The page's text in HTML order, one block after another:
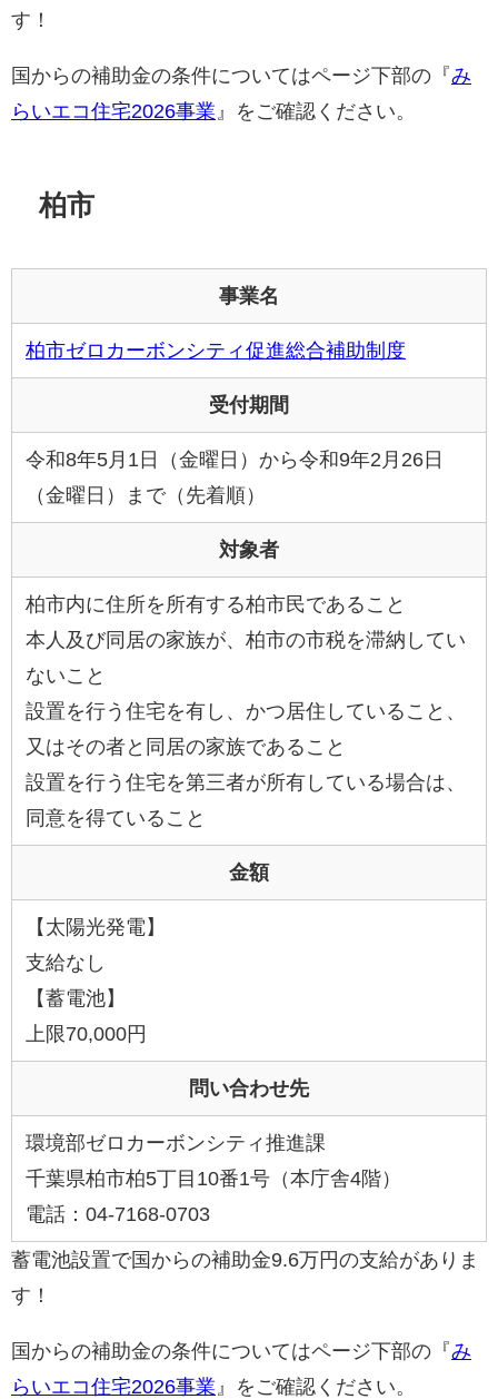
す！
国からの補助金の条件についてはページ下部の『み
らいエコ住宅2026事業 』をご確認ください。
柏市
事業名
柏市ゼロカーボンシティ促進総合補助制度
受付期間
令和8年5月1日（金曜日）から令和9年2月26日
（金曜日）まで（先着順）
対象者
柏市内に住所を所有する柏市民であること
本人及び同居の家族が、柏市の市税を滞納してい
ないこと
設置を行う住宅を有し、かつ居住していること、
又はその者と同居の家族であること
設置を行う住宅を第三者が所有している場合は、
同意を得ていること
金額
【太陽光発電】
支給なし
【蓄電池】
上限70,000円
問い合わせ先
環境部ゼロカーボンシティ推進課
千葉県柏市柏5丁目10番1号（本庁舎4階）
電話：04-7168-0703
蓄電池設置で国からの補助金9.6万円の支給がありま
す！
国からの補助金の条件についてはページ下部の『み
らいエコ住宅2026事業 』をご確認ください。